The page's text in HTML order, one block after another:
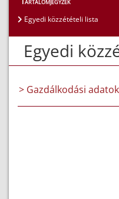
Egyedi közzétételi lista
Egyedi
> Gazdálkodási adatok